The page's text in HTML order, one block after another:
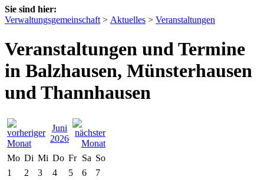
Sie sind hier:
Verwaltungsgemeinschaft > Aktuelles > Veranstaltungen
Veranstaltungen und Termine
in Balzhausen, Münsterhausen
und Thannhausen
Juni
2026
Mo Di Mi Do Fr Sa So
1
2 3 4 5 6
7